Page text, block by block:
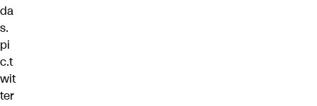
da
s.
pi
c.t
wit
ter